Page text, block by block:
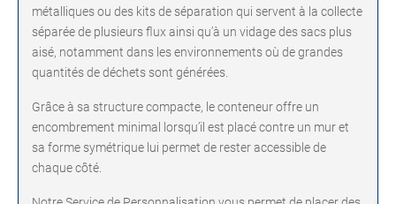
métalliques ou des kits de séparation qui servent à la collecte
séparée de plusieurs flux ainsi qu’à un vidage des sacs plus
aisé, notamment dans les environnements où de grandes
quantités de déchets sont générées.
Grâce à sa structure compacte, le conteneur offre un
encombrement minimal lorsqu’il est placé contre un mur et
sa forme symétrique lui permet de rester accessible de
chaque côté.